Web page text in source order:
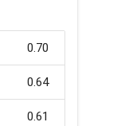
0.70
0.64
0.61